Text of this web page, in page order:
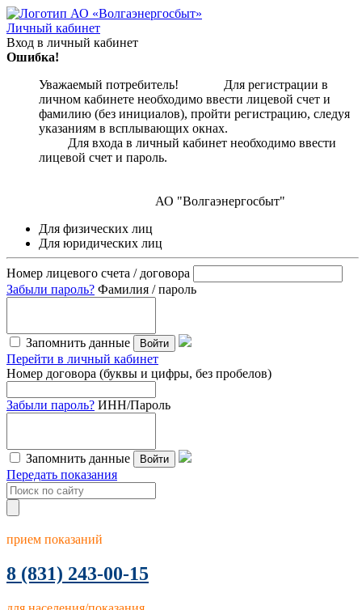
Личный кабинет
Вход в личный кабинет
Ошибка!
Уважаемый потребитель! Для регистрации в
личном кабинете необходимо ввести лицевой счет и
фамилию (без инициалов), пройти регистрацию, следуя
указаниям в всплывающих окнах.
Для входа в личный кабинет необходимо ввести
лицевой счет и пароль.
АО "Волгаэнергосбыт"
Для физических лиц
Для юридических лиц
Номер лицевого счета / договора
Забыли пароль? Фамилия / пароль
Запомнить данные Войти
Перейти в личный кабинет
Номер договора (буквы и цифры, без пробелов)
Забыли пароль? ИНН/Пароль
Запомнить данные Войти
Передать показания
прием показаний
8 (831) 243-00-15